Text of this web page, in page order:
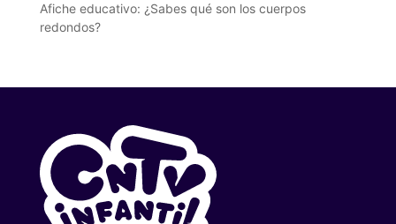
Afiche educativo: ¿Sabes qué son los cuerpos
redondos?